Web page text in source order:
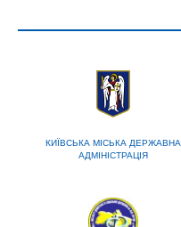
КИЇВСЬКА МІСЬКА ДЕРЖАВНА
АДМІНІСТРАЦІЯ